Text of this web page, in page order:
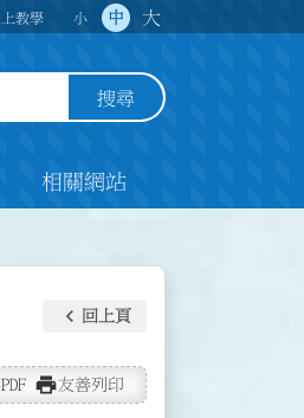
教學 小 中 大
搜尋
相關網站
keyboard_arrow_left 回上頁
print友善列印